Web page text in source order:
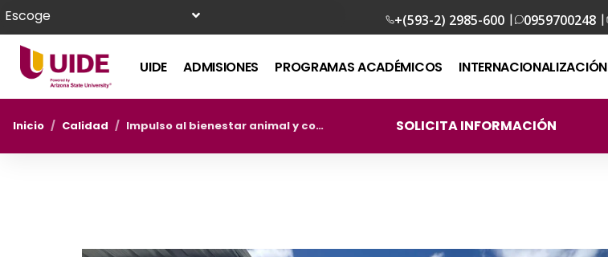
Escoge +(593-2) 2985-600 | 0959700248 |
UIDE ADMISIONES PROGRAMAS ACADÉMICOS INTERNACIONALIZACIÓN
Inicio / Calidad / Impulso al bienestar animal y conciencia comunitaria con jornadas veterinarias en Collacoto SOLICITA INFORMACIÓN